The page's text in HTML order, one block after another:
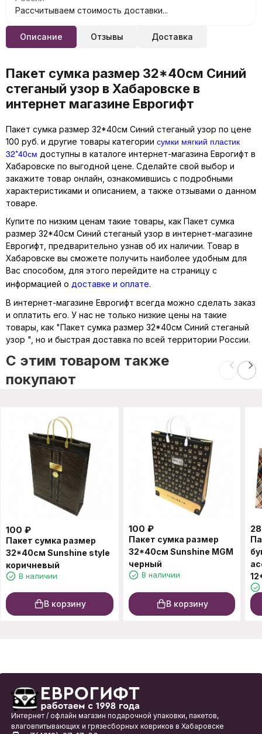
Рассчитываем стоимость доставки...
Описание Отзывы Доставка
Пакет сумка размер 32*40см Синий
стеганый узор в Хабаровске в
интернет магазине Еврогифт
Пакет сумка размер 32*40см Синий стеганый узор по цене
100 руб. и другие товары категории сумки мягкий пластик
32*40см доступны в каталоге интернет-магазина Еврогифт в
Хабаровске по выгодной цене. Сделайте свой выбор и
закажите товар онлайн, ознакомившись с подробными
характеристиками и описанием, а также отзывами о данном
товаре.
Купите по низким ценам такие товары, как Пакет сумка
размер 32*40см Синий стеганый узор в интернет-магазине
Еврогифт, предварительно узнав об их наличии. Товар в
Хабаровске вы сможете получить наиболее удобным для
Вас способом, для этого перейдите на страницу с
информацией о доставке и оплате.
В интернет-магазине Еврогифт всегда можно сделать заказ
и оплатить его. У нас не только низкие цены на такие
товары, как "Пакет сумка размер 32*40см Синий стеганый
узор ", но и быстрая доставка по всей территории России.
C этим товаром также
покупают
100 ₽
Пакет сумка размер
32*40см Sunshine style
коричневый
В наличии
В корзину
100 ₽
Пакет сумка размер
32*40см Sunshine MGM
черный
В наличии
В корзину
28
Интернет / офлайн магазин подарочной упаковки, пакетов,
влаговпитывающих и грязесборных ковриков в Хабаровске